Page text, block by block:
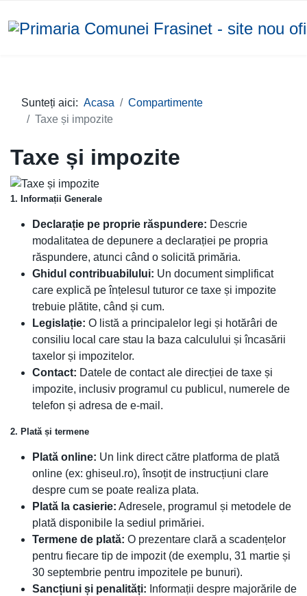
Sunteți aici: Acasa
Compartimente
Taxe și impozite
Taxe și impozite
1. Informații Generale
Declarație pe proprie răspundere: Descrie
modalitatea de depunere a declarației pe propria
răspundere, atunci când o solicită primăria.
Ghidul contribuabilului: Un document simplificat
care explică pe înțelesul tuturor ce taxe și impozite
trebuie plătite, când și cum.
Legislație: O listă a principalelor legi și hotărâri de
consiliu local care stau la baza calculului și încasării
taxelor și impozitelor.
Contact: Datele de contact ale direcției de taxe și
impozite, inclusiv programul cu publicul, numerele de
telefon și adresa de e-mail.
2. Plată și termene
Plată online: Un link direct către platforma de plată
online (ex: ghiseul.ro), însoțit de instrucțiuni clare
despre cum se poate realiza plata.
Plată la casierie: Adresele, programul și metodele de
plată disponibile la sediul primăriei.
Termene de plată: O prezentare clară a scadențelor
pentru fiecare tip de impozit (de exemplu, 31 martie și
30 septembrie pentru impozitele pe bunuri).
Sancțiuni și penalități: Informații despre majorările de